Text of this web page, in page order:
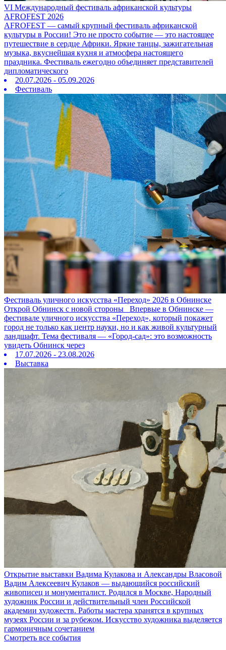
VI Международный фестиваль африканской культуры
AFROFEST 2026
AFROFEST — самый крупный фестиваль африканской
культуры в России! Это не просто событие — это настоящее
путешествие в сердце Африки. Яркие танцы, зажигательная
музыка, вкуснейшая кухня и атмосфера настоящего
праздника. Фестиваль ежегодно объединяет представителей
дипломатического
20.07.2026 - 05.09.2026
Фестиваль
Фестиваль уличного искусства «Переход» 2026 в Обнинске
Открой Обнинск с новой стороны Впервые в Обнинске —
фестивале уличного искусства «Переход», который покажет
город не только как центр науки, но и как живой культурный
ландшафт. Тема фестиваля — «Город‑сад»: это возможность
увидеть Обнинск через
17.07.2026 - 23.08.2026
Выставка
Открытие выставки Вадима Кулакова и Александры Власовой
Вадим Алексеевич Кулаков — выдающийся российский
живописец и монументалист. Родился в Москве, Народный
художник России и действительный член Российской
академии художеств. Работы мастера хранятся в крупных
музеях России и за рубежом. Искусство художника выделяется
гармоничным сочетанием
Смотреть все события